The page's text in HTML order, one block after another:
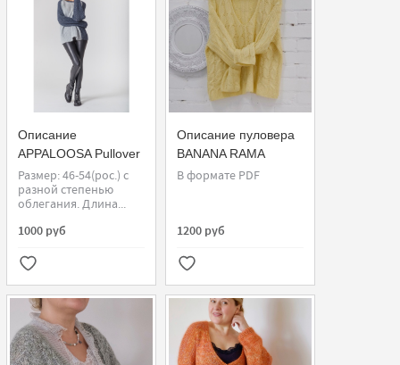
Описание
APPALOOSA Pullover
Размер: 46-54(рос.) с
разной степенью
облегания. Длина...
1000 руб
Описание пуловера
BANANA RAMA
В формате PDF
1200 руб